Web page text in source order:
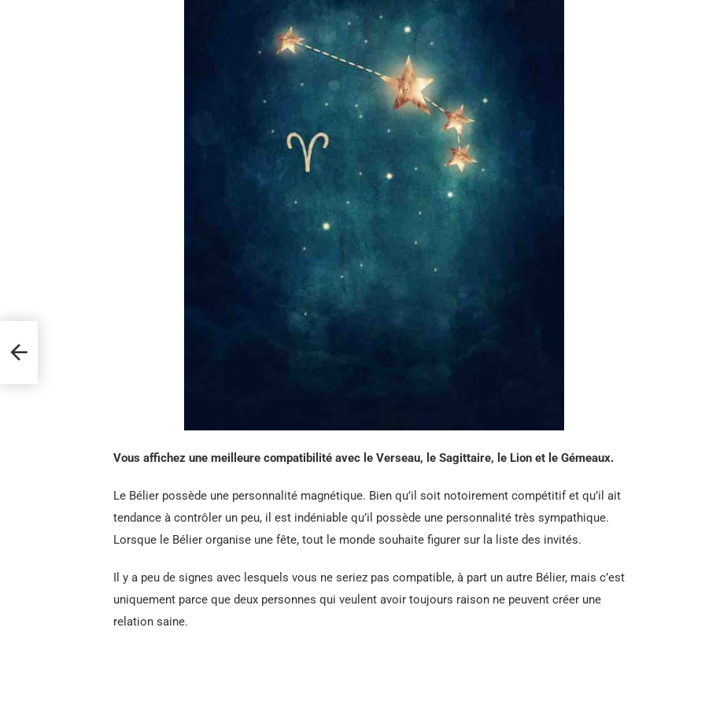
Vous affichez une meilleure compatibilité avec le Verseau, le Sagittaire, le Lion et le Gémeaux.
Le Bélier possède une personnalité magnétique. Bien qu’il soit notoirement compétitif et qu’il ait
tendance à contrôler un peu, il est indéniable qu’il possède une personnalité très sympathique.
Lorsque le Bélier organise une fête, tout le monde souhaite figurer sur la liste des invités.
Il y a peu de signes avec lesquels vous ne seriez pas compatible, à part un autre Bélier, mais c’est
uniquement parce que deux personnes qui veulent avoir toujours raison ne peuvent créer une
relation saine.